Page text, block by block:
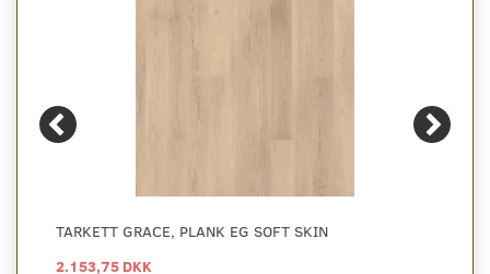
TARKETT GRACE, PLANK EG SOFT SKIN
2.153,75 DKK